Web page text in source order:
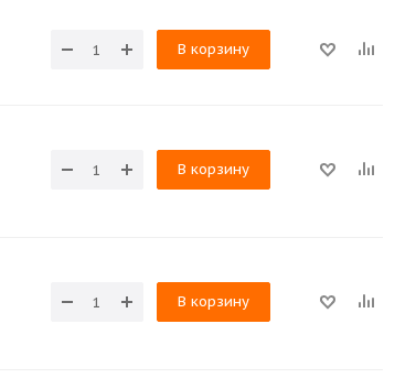
В корзину
В корзину
В корзину